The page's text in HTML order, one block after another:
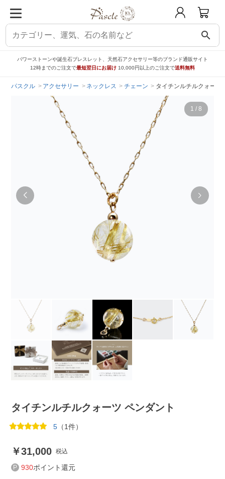
search
パワーストーンや誕生石ブレスレット、天然石アクセサリー等のブランド通販サイト
12時までのご注文で最短翌日にお届け 10,000円以上のご注文で送料無料
パスクル アクセサリー ネックレス チェーン タイチンルチルクォーツ
1 / 8
タイチンルチルクォーツ ペンダント
5 （1件）
31,000 税込
930ポイント還元